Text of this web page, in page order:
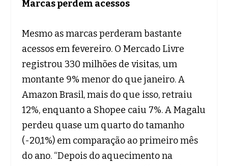
Marcas perdem acessos
Mesmo as marcas perderam bastante
acessos em fevereiro. O Mercado Livre
registrou 330 milhões de visitas, um
montante 9% menor do que janeiro. A
Amazon Brasil, mais do que isso, retraiu
12%, enquanto a Shopee caiu 7%. A Magalu
perdeu quase um quarto do tamanho
(-20,1%) em comparação ao primeiro mês
do ano. “Depois do aquecimento na